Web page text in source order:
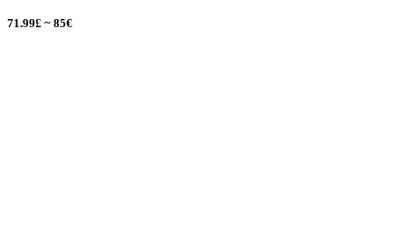
71.99£ ~ 85€